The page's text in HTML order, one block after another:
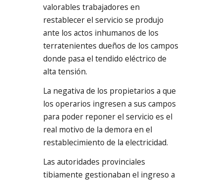
valorables trabajadores en
restablecer el servicio se produjo
ante los actos inhumanos de los
terratenientes dueños de los campos
donde pasa el tendido eléctrico de
alta tensión.
La negativa de los propietarios a que
los operarios ingresen a sus campos
para poder reponer el servicio es el
real motivo de la demora en el
restablecimiento de la electricidad.
Las autoridades provinciales
tibiamente gestionaban el ingreso a